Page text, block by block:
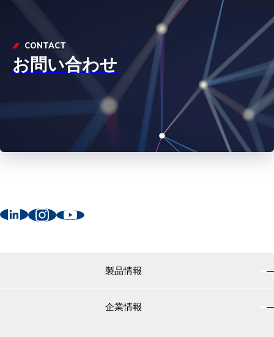
CONTACT
お問い合わせ
製品情報
企業情報